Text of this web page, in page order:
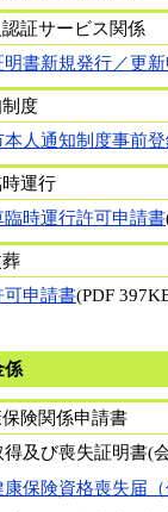
証サービス関係
明書新規発行／更
度
本人通知制度事前
運行
臨時運行許可申請書
可申請書(PDF
係
保険関係申請書
得及び喪失証明書(
康保険資格喪失届（